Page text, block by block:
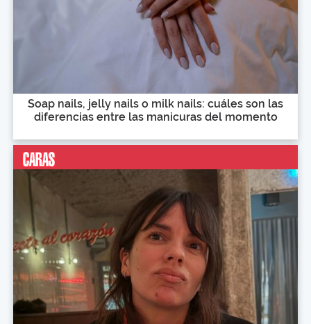
Soap nails, jelly nails o milk nails: cuáles son las
diferencias entre las manicuras del momento